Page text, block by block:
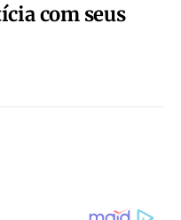
com seus